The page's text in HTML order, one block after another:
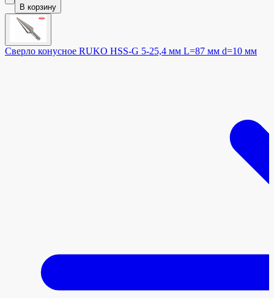
В корзину
Сверло конусное RUKO HSS-G 5-25,4 мм L=87 мм d=10 мм